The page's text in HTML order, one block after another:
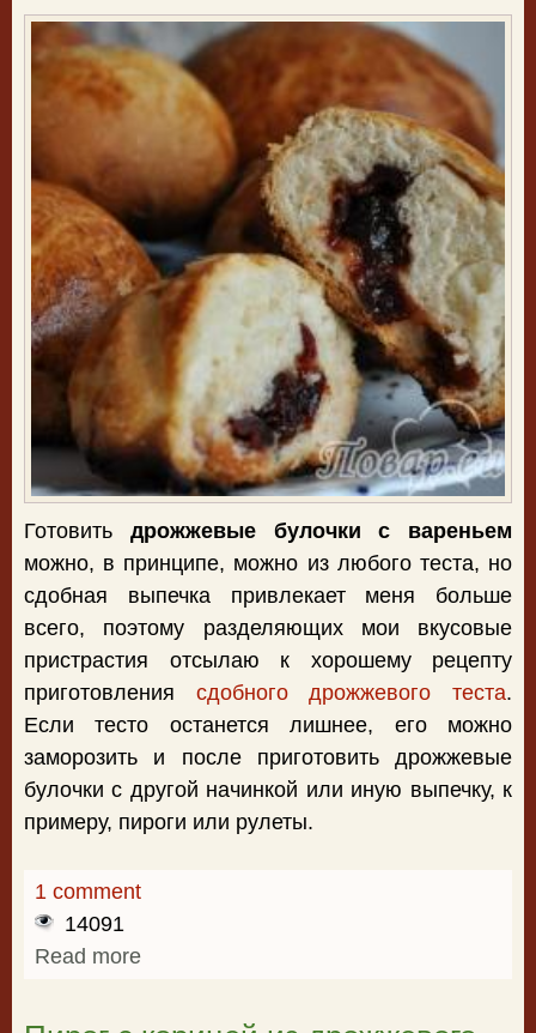
Готовить дрожжевые булочки с вареньем
можно, в принципе, можно из любого теста, но
сдобная выпечка привлекает меня больше
всего, поэтому разделяющих мои вкусовые
пристрастия отсылаю к хорошему рецепту
приготовления сдобного дрожжевого теста.
Если тесто останется лишнее, его можно
заморозить и после приготовить дрожжевые
булочки с другой начинкой или иную выпечку, к
примеру, пироги или рулеты.
1 comment
14091
Read more